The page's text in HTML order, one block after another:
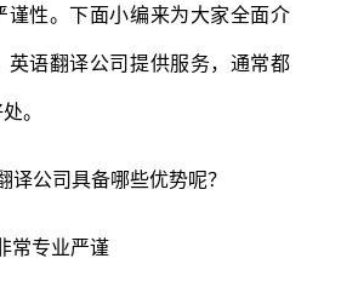
谨性。下面小编来为大家全面介
英语翻译公司提供服务，通常都
。
专业严谨